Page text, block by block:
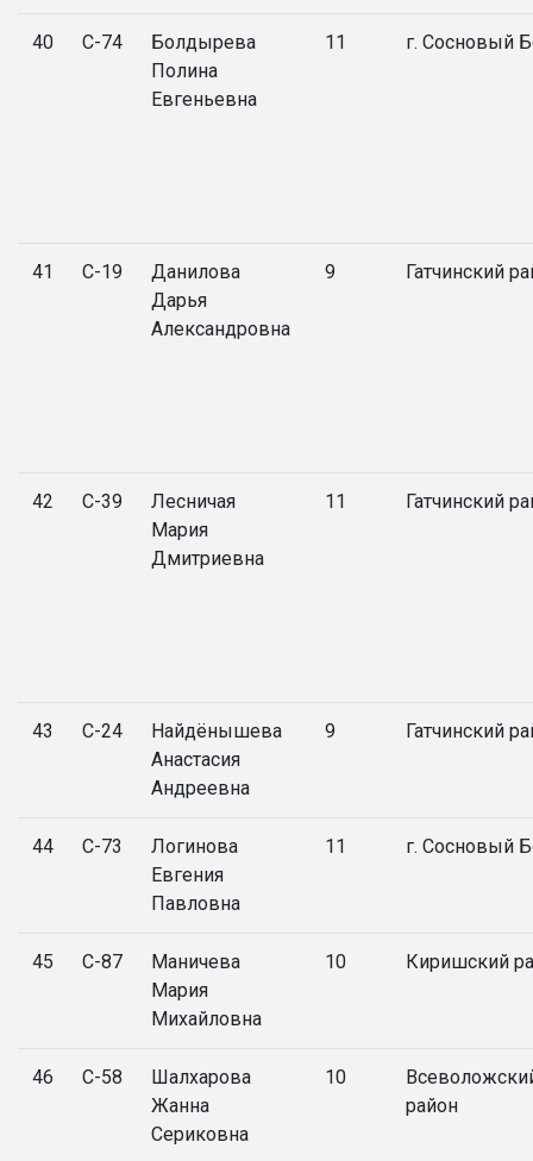
40 С-74
Болдырева
Полина
Евгеньевна
11 г. Сосновый
41 С-19
Данилова
Дарья
Александровна
9 Гатчинский
42 С-39
Лесничая
Мария
Дмитриевна
11 Гатчинский
43 С-24
Найдёнышева
Анастасия
Андреевна
9 Гатчинский
44 С-73
Логинова
Евгения
Павловна
11 г. Сосновый
45 С-87
Маничева
Мария
Михайловна
10 Киришский
46 С-58
Шалхарова
Жанна
Сериковна
10
район